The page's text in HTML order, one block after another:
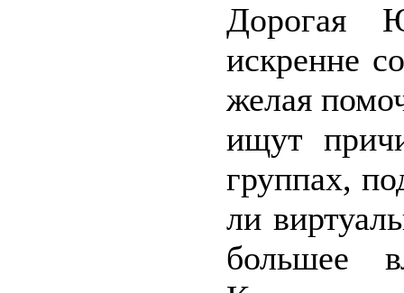
Дорогая
искренне
желая
ищут
группах,
ли
большее